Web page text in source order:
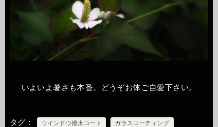
いよいよ暑さも本番。どうぞお体ご自愛下さい。
タグ ウインドウ撥水コート ガラスコーティング